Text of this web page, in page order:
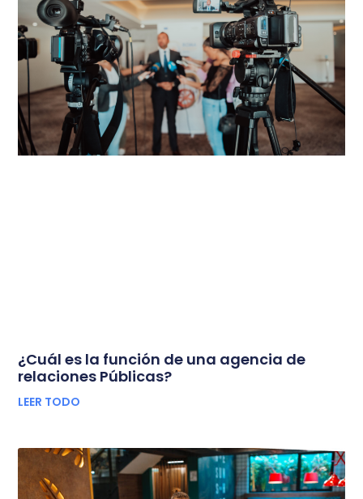
¿Cuál es la función de una agencia de
relaciones Públicas?
LEER TODO